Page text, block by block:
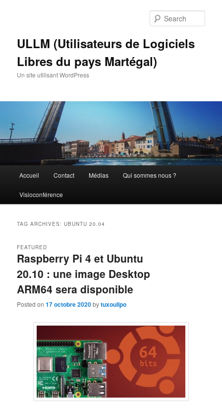
ULLM (Utilisateurs de Logiciels
Libres du pays Martégal)
Un site utilisant WordPress
Accueil Contact Médias Qui sommes nous ?
Visioconférence
TAG ARCHIVES:UBUNTU 20.04
Raspberry Pi 4 et Ubuntu
20.10 : une image Desktop
ARM64 sera disponible
FEATURED
Posted on17 octobre 2020bytuxoulipo